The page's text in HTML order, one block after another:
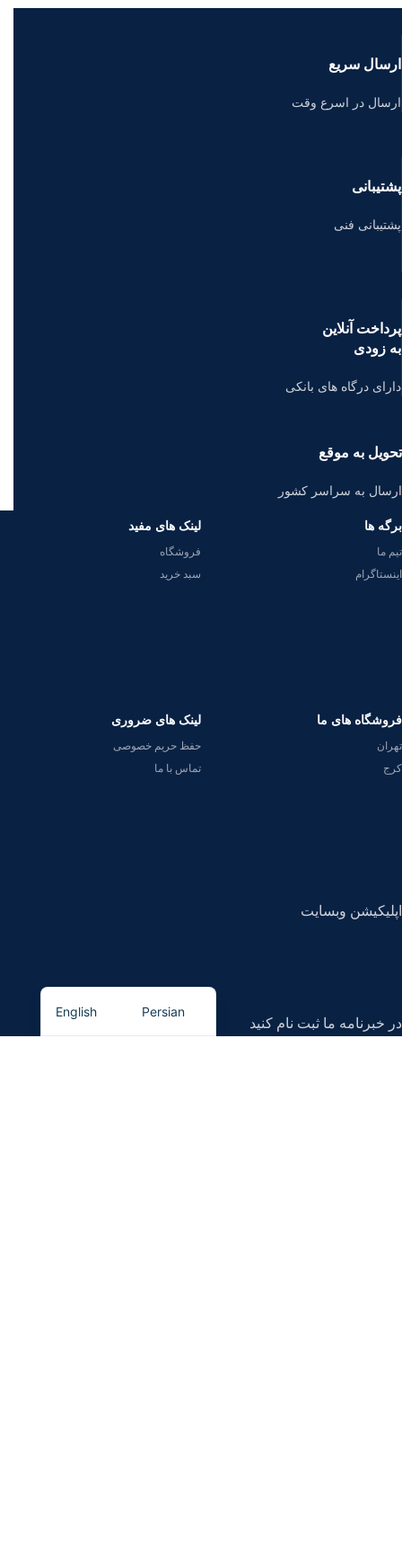
ارسال سریع
ارسال در اسرع وقت
پشتیبانی
پشتیبانی فنی
پرداخت آنلاین
به زودی
دارای درگاه های بانکی
تحویل به موقع
ارسال به سراسر کشور
برگه ها
تیم ما
اینستاگرام
لینک های مفید
فروشگاه
سبد خرید
فروشگاه های ما
تهران
کرج
لینک های ضروری
حفظ حریم خصوصی
تماس با ما
اپلیکیشن وبسایت
در خبرنامه ما ثبت نام کنید
Persian
English